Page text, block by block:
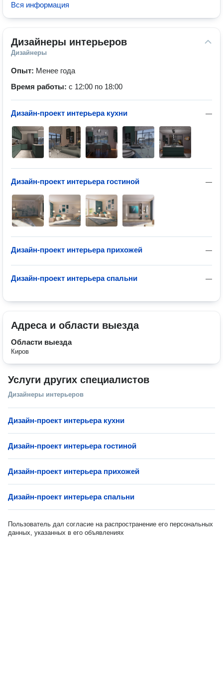
Вся информация
Дизайнеры интерьеров
Дизайнеры
Опыт: Менее года
Время работы: с 12:00 по 18:00
—
Дизайн-проект интерьера кухни
—
Дизайн-проект интерьера гостиной
—
Дизайн-проект интерьера прихожей
—
Дизайн-проект интерьера спальни
Адреса и области выезда
Области выезда
Киров
Услуги других специалистов
Дизайнеры интерьеров
Дизайн-проект интерьера кухни
Дизайн-проект интерьера гостиной
Дизайн-проект интерьера прихожей
Дизайн-проект интерьера спальни
Пользователь дал согласие на распространение его персональных
данных, указанных в его объявлениях